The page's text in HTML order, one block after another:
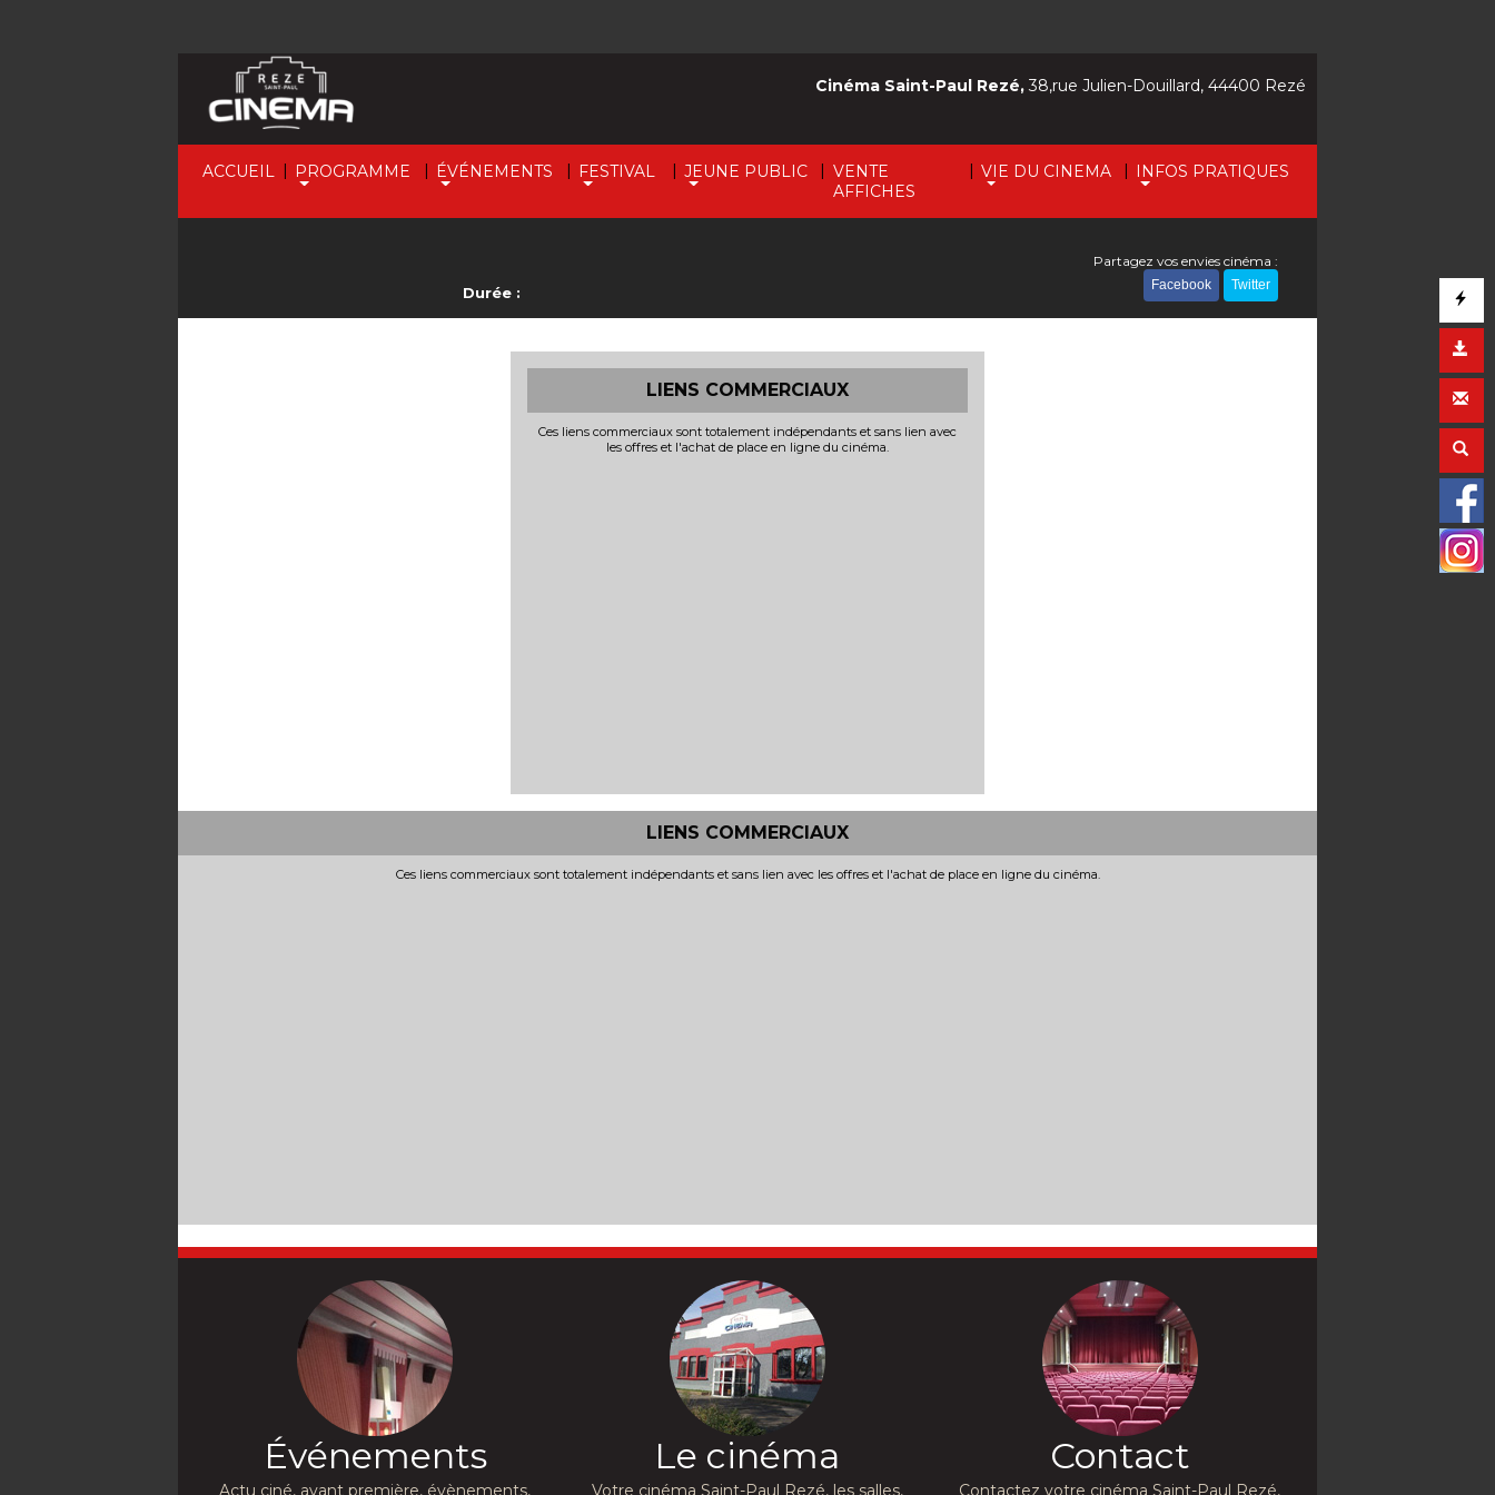
ACCUEIL | PROGRAMME | ÉVÉNEMENTS | FESTIVAL | JEUNE PUBLIC | VENTE
AFFICHES
| VIE DU CINEMA | INFOS PRATIQUES
Cinéma Saint-Paul Rezé,38,rue Julien-Douillard, 44400 Rezé
Durée :
Partagez vos envies cinéma :
Facebook Twitter
LIENS COMMERCIAUX
Ces liens commerciaux sont totalement indépendants et sans lien avec
les offres et l'achat de place en ligne du cinéma.
LIENS COMMERCIAUX
Ces liens commerciaux sont totalement indépendants et sans lien avec les offres et l'achat de place en ligne du cinéma.
Événements
Actu ciné, avant première, évènements,
Le cinéma
Votre cinéma Saint-Paul Rezé, les salles,
Contact
Contactez votre cinéma Saint-Paul Rezé,